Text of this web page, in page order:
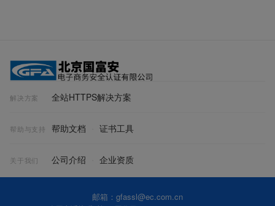
解决方案 全站HTTPS解决方案
帮助与支持 帮助文档 证书工具
关于我们 公司介绍 企业资质
邮箱：gfassl@ec.com.cn